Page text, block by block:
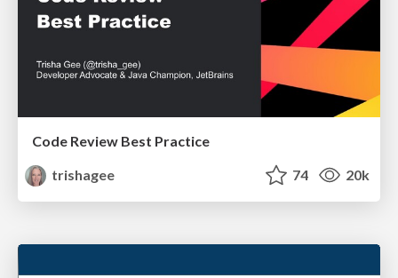
Code Review Best Practice
trishagee
74 20k